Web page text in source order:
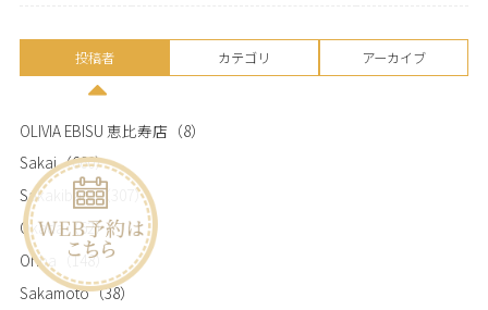
投稿者 カテゴリ アーカイブ
OLIVIA EBISU 恵比寿店 （8）
Sakai（660）
Sakakibara（307）
Okada（62）
Ohba
（148）
Sakamoto（38）